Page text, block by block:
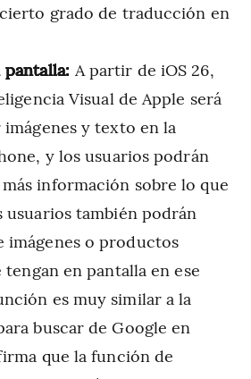
grado de traducción en
A partir de iOS 26,
Visual de Apple será
imágenes y texto en la
y los usuarios podrán
información sobre lo que
usuarios también podrán
imágenes o productos
en pantalla en ese
es muy similar a la
buscar de Google en
que la función de